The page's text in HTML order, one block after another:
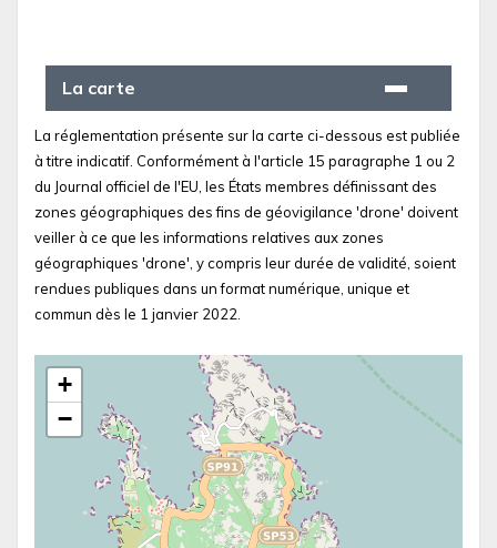
La carte
La réglementation présente sur la carte ci-dessous est publiée
à titre indicatif. Conformément à l'article 15 paragraphe 1 ou 2
du Journal officiel de l'EU, les États membres définissant des
zones géographiques des fins de géovigilance 'drone' doivent
veiller à ce que les informations relatives aux zones
géographiques 'drone', y compris leur durée de validité, soient
rendues publiques dans un format numérique, unique et
commun dès le 1 janvier 2022.